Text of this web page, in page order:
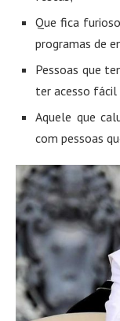
Que fica
programas de
Pessoas que
ter acesso
Aquele que
com pessoas